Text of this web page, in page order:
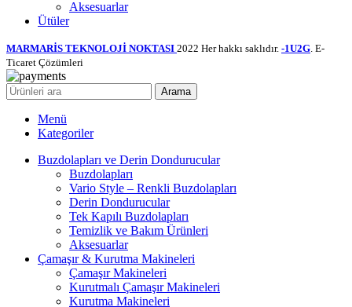
Aksesuarlar
Ütüler
MARMARİS TEKNOLOJİ NOKTASI 2022 Her hakkı saklıdır. -1U2G. E-
Ticaret Çözümleri
Arama
Menü
Kategoriler
Buzdolapları ve Derin Dondurucular
Buzdolapları
Vario Style – Renkli Buzdolapları
Derin Dondurucular
Tek Kapılı Buzdolapları
Temizlik ve Bakım Ürünleri
Aksesuarlar
Çamaşır & Kurutma Makineleri
Çamaşır Makineleri
Kurutmalı Çamaşır Makineleri
Kurutma Makineleri